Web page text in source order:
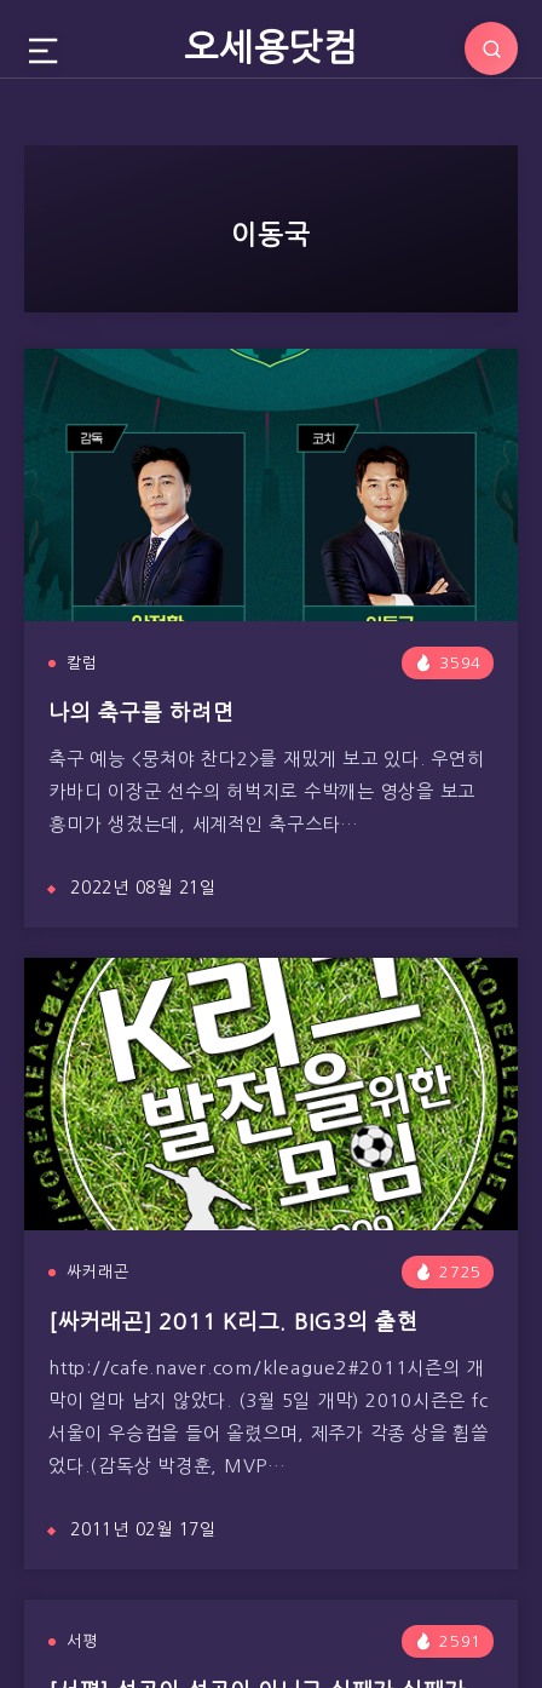
오세용닷컴
이동국
칼럼 3594
나의 축구를 하려면
축구 예능 <뭉쳐야 찬다2>를 재밌게 보고 있다. 우연히
카바디 이장군 선수의 허벅지로 수박깨는 영상을 보고
흥미가 생겼는데, 세계적인 축구스타…
2022년 08월 21일
싸커래곤 2725
[싸커래곤] 2011 K리그. BIG3의 출현
http://cafe.naver.com/kleague2#2011시즌의 개
막이 얼마 남지 않았다. (3월 5일 개막) 2010시즌은 fc
서울이 우승컵을 들어 올렸으며, 제주가 각종 상을 휩쓸
었다.(감독상 박경훈, MVP…
2011년 02월 17일
서평 2591